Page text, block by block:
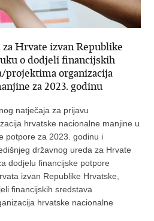
Hrvate izvan Republike
o dodjeli financijskih
projektima organizacija
za 2023. godinu
natječaja za prijavu
hrvatske nacionalne manjine u
potpore za 2023. godinu i
državnog ureda za Hrvate
dodjelu financijske potpore
izvan Republike Hrvatske,
financijskih sredstava
hrvatske nacionalne